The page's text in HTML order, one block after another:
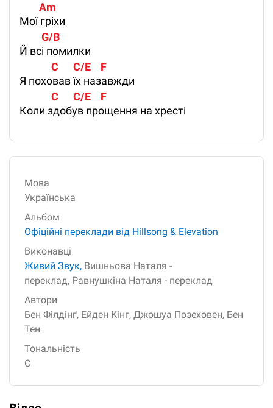
        Am
Мої гріхи
         G/B
Й всі помилки
             C      C/E    F
Я поховав їх назавжди
             C      C/E    F
Коли здобув прощення на хресті
Мова
Українська
Альбом
Офіційні переклади від Hillsong & Elevation
Виконавці
Живий Звук, Вишньова Наталя -
переклад, Равнушкіна Наталя - переклад
Автори
Бен Філдінґ, Ейден Кінг, Джошуа Позеховен, Бен
Тен
Тональність
C